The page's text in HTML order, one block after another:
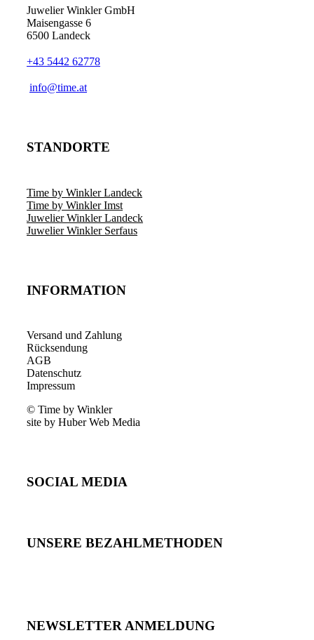
Juwelier Winkler GmbH
Maisengasse 6
6500 Landeck
+43 5442 62778
info@time.at
STANDORTE
Time by Winkler Landeck
Time by Winkler Imst
Juwelier Winkler Landeck
Juwelier Winkler Serfaus
INFORMATION
Versand und Zahlung
Rücksendung
AGB
Datenschutz
Impressum
© Time by Winkler
site by Huber Web Media
SOCIAL MEDIA
UNSERE BEZAHLMETHODEN
NEWSLETTER ANMELDUNG